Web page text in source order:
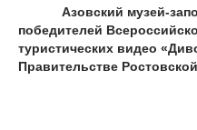
Азовский музей-
победителей
туристических видео
Правительстве